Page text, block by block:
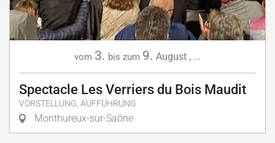
vom 3. bis zum 9. August , ...
Spectacle Les Verriers du Bois Maudit
VORSTELLUNG, AUFFÜHRUNG
Monthureux-sur-Saône